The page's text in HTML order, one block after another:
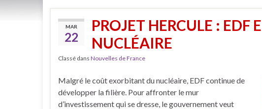
MAR
22
PROJET HERCULE : EDF
NUCLÉAIRE
Classé dans Nouvelles de France
Malgré le coût exorbitant du nucléaire, EDF continue de
développer la filière. Pour affronter le mur
d’investissement qui se dresse, le gouvernement veut